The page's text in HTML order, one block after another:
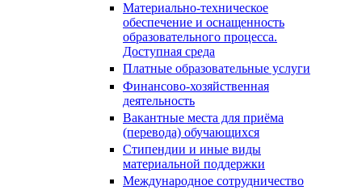
Материально-техническое
обеспечение и оснащенность
образовательного процесса.
Доступная среда
Платные образовательные услуги
Финансово-хозяйственная
деятельность
Вакантные места для приёма
(перевода) обучающихся
Стипендии и иные виды
материальной поддержки
Международное сотрудничество